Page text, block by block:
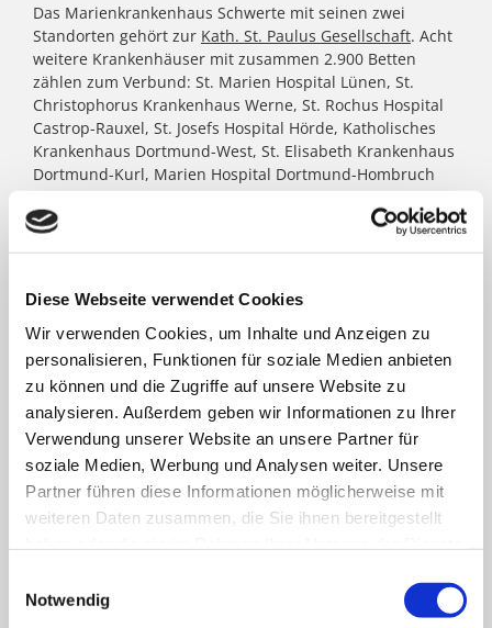
Diese Webseite verwendet Cookies
Wir verwenden Cookies, um Inhalte und Anzeigen zu
personalisieren, Funktionen für soziale Medien anbieten
zu können und die Zugriffe auf unsere Website zu
analysieren. Außerdem geben wir Informationen zu Ihrer
Verwendung unserer Website an unsere Partner für
soziale Medien, Werbung und Analysen weiter. Unsere
Partner führen diese Informationen möglicherweise mit
weiteren Daten zusammen, die Sie ihnen bereitgestellt
Notwendig
Das Marienkrankenhaus Schwerte mit seinen zwei
Standorten gehört zur Kath. St. Paulus Gesellschaft. Acht
weitere Krankenhäuser mit zusammen 2.900 Betten
zählen zum Verbund: St. Marien Hospital Lünen, St.
Christophorus Krankenhaus Werne, St. Rochus Hospital
Castrop-Rauxel, St. Josefs Hospital Hörde, Katholisches
Krankenhaus Dortmund-West, St. Elisabeth Krankenhaus
Dortmund-Kurl, Marien Hospital Dortmund-Hombruch
sowie für das St. Johannes Hospital im Zentrum von
Dortmund. Darüber hinaus agieren unter dem Paulus-
Dach Altenheime und eine Jugendhilfe-Einrichtung. Die
katholischen Trägern in Nordrhein- Westfalen; rund
8.500 Menschen arbeiten für das Wohl der ihnen
anvertrauten Patient:innen, Bewohner:innen, Kinder und
Jugendlichen.
FACHBEREICHE
Klinik für Allgemein-, Viszeral- und minimal-
invasive Chirurgie
Klinik für Anästhesiologie & Intensivmedizin